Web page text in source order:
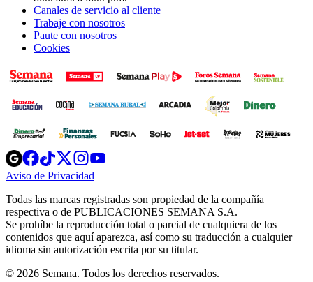
Canales de servicio al cliente
Trabaje con nosotros
Paute con nosotros
Cookies
Opens
in
new
Opens
in
new
Opens
in
new
window
Opens
new
windowwindow
Aviso de Privacidad
new
window
Todas las marcas registradas son propiedad de la compañía
respectiva o de PUBLICACIONES SEMANA S.A.
Se prohíbe la reproducción total o parcial de cualquiera de los
contenidos que aquí aparezca, así como su traducción a cualquier
idioma sin autorización escrita por su titular.
© 2026 Semana. Todos los derechos reservados.